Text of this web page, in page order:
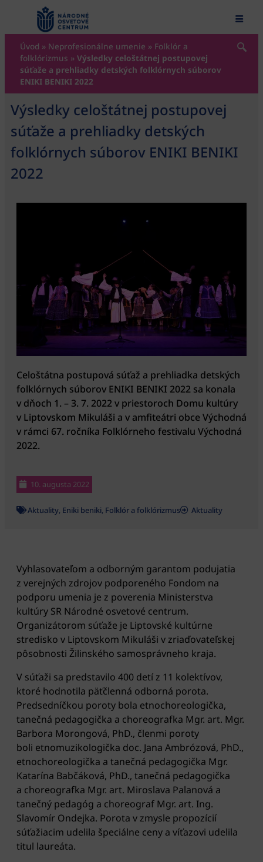
content
Úvod » Neprofesionálne umenie » Folklór a
folklórizmus » Výsledky celoštátnej postupovej
súťaže a prehliadky detských folklórnych súborov
ENIKI BENIKI 2022
Výsledky celoštátnej postupovej
súťaže a prehliadky detských
folklórnych súborov ENIKI BENIKI
2022
Celoštátna postupová súťaž a prehliadka detských
folklórnych súborov ENIKI BENIKI 2022 sa konala
v dňoch 1. – 3. 7. 2022 v priestoroch Domu kultúry
v Liptovskom Mikuláši a v amfiteátri obce Východná
v rámci 67. ročníka Folklórneho festivalu Východná
2022.
10. augusta 2022
Aktuality, Eniki beniki, Folklór a folklórizmus Aktuality
Vyhlasovateľom a odborným garantom podujatia
z verejných zdrojov podporeného Fondom na
podporu umenia je z poverenia Ministerstva
kultúry SR Národné osvetové centrum.
Organizátorom súťaže je Liptovské kultúrne
stredisko v Liptovskom Mikuláši v zriaďovateľskej
pôsobnosti Žilinského samosprávneho kraja.
V súťaži sa predstavilo 400 detí z 11 kolektívov,
ktoré hodnotila päťčlenná odborná porota.
Predsedníčkou poroty bola etnochoreologička,
tanečná pedagogička a choreografka Mgr. art. Mgr.
Barbora Morongová, PhD., členmi poroty
boli etnomuzikologička doc. Jana Ambrózová, PhD.,
etnochoreologička a tanečná pedagogička Mgr.
Katarína Babčáková, PhD., tanečná pedagogička
a choreografka Mgr. art. Miroslava Palanová a
tanečný pedagóg a choreograf Mgr. art. Ing.
Slavomír Ondejka. Porota v zmysle propozícií
súťažiacim udelila špeciálne ceny a víťazovi udelila
titul laureáta.